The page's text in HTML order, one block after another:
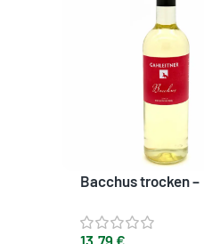
Bacchus trocken –
13,79 €